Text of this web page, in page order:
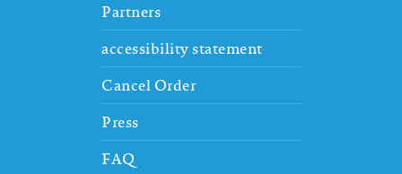
Partners
accessibility statement
Cancel Order
Press
FAQ